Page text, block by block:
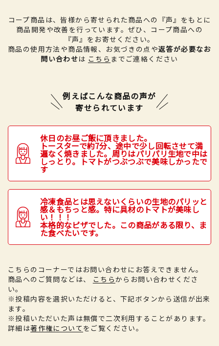
コープ商品は、皆様から寄せられた商品への『声』をもとに
商品開発や改善を行っています。 ぜひ、コープ商品への
『声』をお寄せください。
商品の使用方法や商品情報、お気づきの点や返答が必要なお
問い合わせは こちら までご連絡ください
例えばこんな商品の声が
寄せられています
休日のお昼ご飯に頂きました。
トースターで約7分、途中で少し回転させて満
遍なく焼きました。周りはパリパリ生地で中は
しっとり。トマトがつぶつぶで美味しかったで
す
冷凍食品とは思えないくらいの生地のパリッと
感＆もちっと感。特に具材のトマトが美味し
い！！！
本格的なピザでした。この商品がある限り、ま
た食べたいです。
こちらのコーナーではお問い合わせにお答えできません。
商品へのご質問などは、
こちらからお問い合わせくださ
い。
※投稿内容を選択いただけると、下記ボタンから送信が出来
ます。
※投稿いただいた声は無償で二次利用することがあります。
詳細は著作権について をご覧ください。